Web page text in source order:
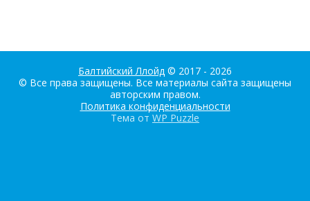
Балтийский Ллойд © 2017 - 2026
© Все права защищены. Все материалы сайта защищены
авторским правом.
Политика конфиденциальности
Тема от WP Puzzle